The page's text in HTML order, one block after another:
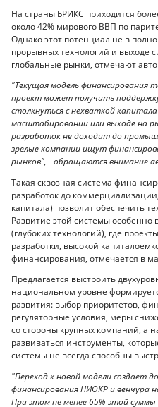
На страны БРИКС приходится
около 42% мирового ВВП по
Однако этот потенциал не в
прорывных технологий и выходе
глобальные рынки, отмечают
"Текущая модель финансирования
проект может получить
столкнуться с нехваткой
масштабировании или выходе на
разработок не доходит до
зрелые компании ищут
рынков", - обращаются внимание
Такая сквозная система
разработок до
капитала) позволит обеспечить
Развитие этой системы особенно
(глубоких технологий), где
разработки, высокой
финансирования, отмечается в
Предлагается выстроить
национальном уровне
развития: выбор приоритетов,
регуляторные условия, меры
со стороны крупных компаний, а
развиваться инструменты,
системы не всегда способны
"Переход к новой модели создает
финансирования НИОКР и венчура
При этом не менее 65% этой